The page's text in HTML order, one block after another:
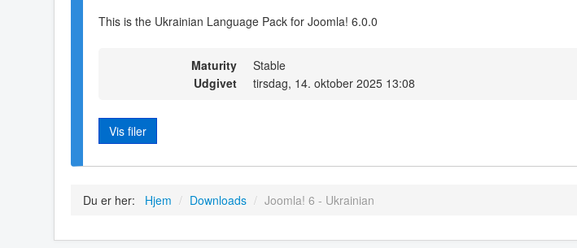
This is the Ukrainian Language Pack for Joomla! 6.0.0
Maturity
Stable
Udgivet
tirsdag, 14. oktober 2025 13:08
Vis filer
Du er her: Hjem / Downloads / Joomla! 6 - Ukrainian